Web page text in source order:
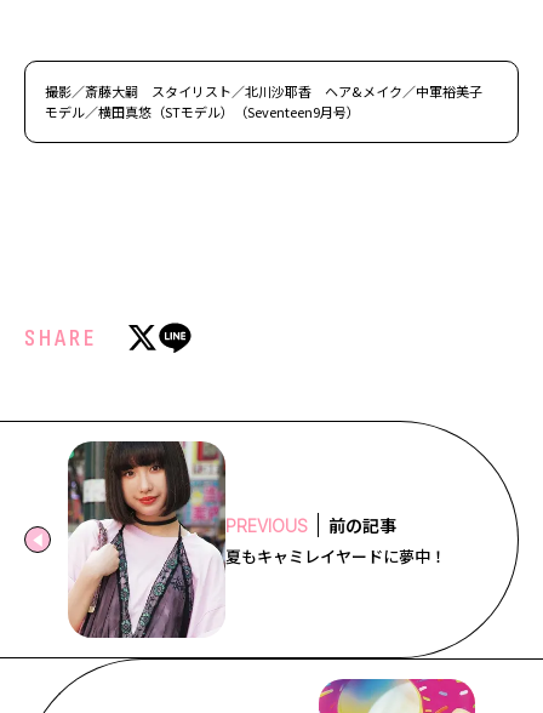
撮影／斎藤大嗣 スタイリスト／北川沙耶香 ヘア&メイク／中軍裕美子
モデル／横田真悠（STモデル）（Seventeen9月号）
SHARE
PREVIOUS 前の記事
夏もキャミレイヤードに夢中！